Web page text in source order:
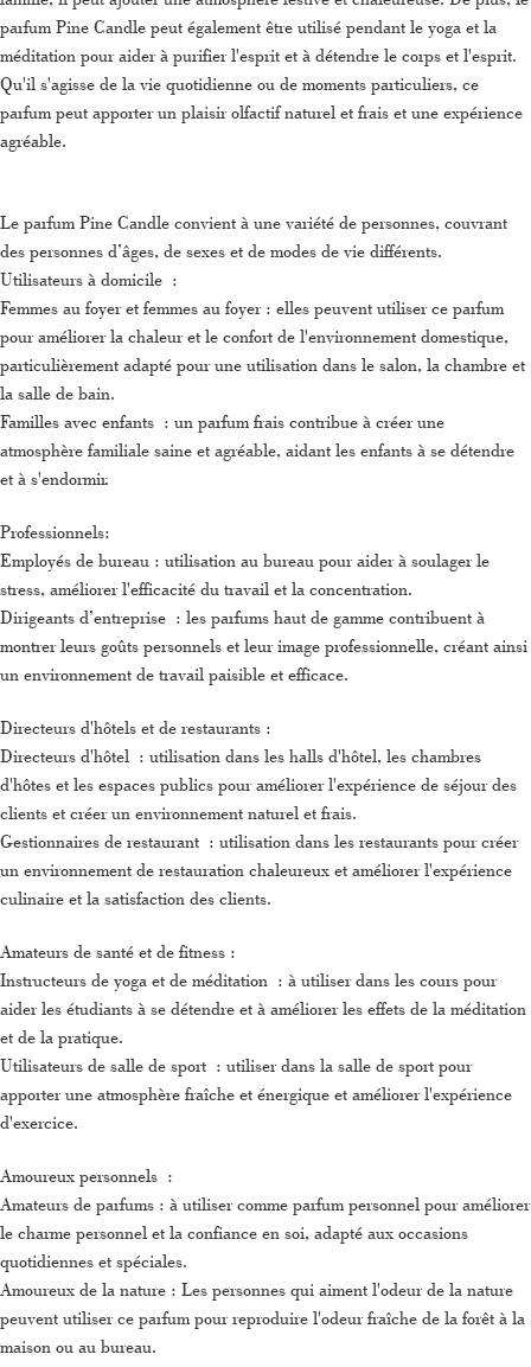
parfum Pine Candle peut également être utilisé pendant le yoga et la
méditation pour aider à purifier l'esprit et à détendre le corps et l'esprit.
Qu'il s'agisse de la vie quotidienne ou de moments particuliers, ce
parfum peut apporter un plaisir olfactif naturel et frais et une expérience
agréable.
Le parfum Pine Candle convient à une variété de personnes, couvrant
des personnes d’âges, de sexes et de modes de vie différents.
Utilisateurs à domicile :
Femmes au foyer et femmes au foyer : elles peuvent utiliser ce parfum
pour améliorer la chaleur et le confort de l'environnement domestique,
particulièrement adapté pour une utilisation dans le salon, la chambre et
la salle de bain.
Familles avec enfants : un parfum frais contribue à créer une
atmosphère familiale saine et agréable, aidant les enfants à se détendre
et à s'endormir.
Professionnels:
Employés de bureau : utilisation au bureau pour aider à soulager le
stress, améliorer l'efficacité du travail et la concentration.
Dirigeants d’entreprise : les parfums haut de gamme contribuent à
montrer leurs goûts personnels et leur image professionnelle, créant ainsi
un environnement de travail paisible et efficace.
Directeurs d'hôtels et de restaurants :
Directeurs d'hôtel : utilisation dans les halls d'hôtel, les chambres
d'hôtes et les espaces publics pour améliorer l'expérience de séjour des
clients et créer un environnement naturel et frais.
Gestionnaires de restaurant : utilisation dans les restaurants pour créer
un environnement de restauration chaleureux et améliorer l'expérience
culinaire et la satisfaction des clients.
Amateurs de santé et de fitness :
Instructeurs de yoga et de méditation : à utiliser dans les cours pour
aider les étudiants à se détendre et à améliorer les effets de la méditation
et de la pratique.
Utilisateurs de salle de sport : utiliser dans la salle de sport pour
apporter une atmosphère fraîche et énergique et améliorer l'expérience
d'exercice.
Amoureux personnels :
Amateurs de parfums : à utiliser comme parfum personnel pour améliorer
le charme personnel et la confiance en soi, adapté aux occasions
quotidiennes et spéciales.
Amoureux de la nature : Les personnes qui aiment l'odeur de la nature
peuvent utiliser ce parfum pour reproduire l'odeur fraîche de la forêt à la
maison ou au bureau.